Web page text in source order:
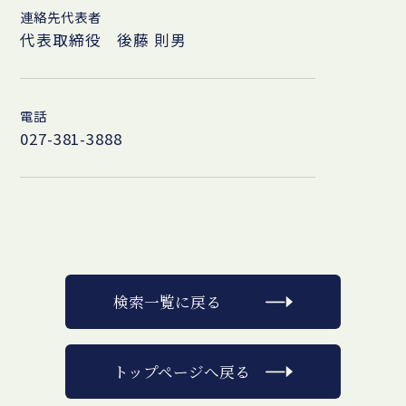
連絡先代表者
代表取締役 後藤 則男
電話
027-381-3888
検索一覧に戻る
トップページへ戻る